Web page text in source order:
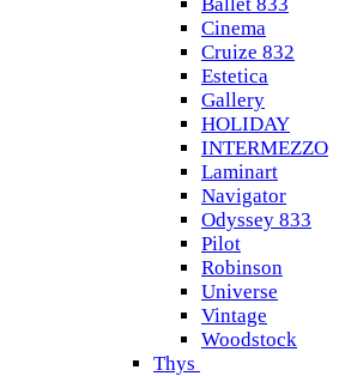
Cinema
Cruize 832
Estetica
Gallery
HOLIDAY
INTERMEZZO
Laminart
Navigator
Odyssey 833
Pilot
Robinson
Universe
Vintage
Woodstock
Thys